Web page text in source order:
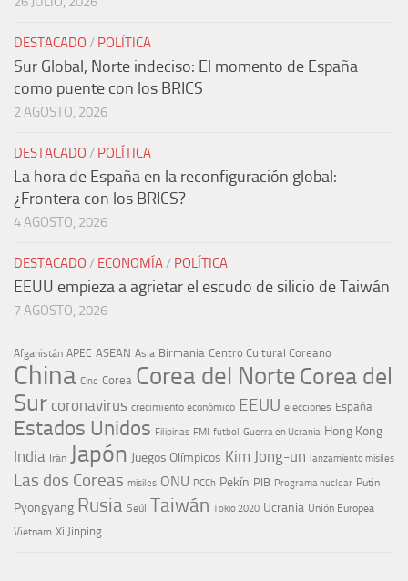
DESTACADO / POLÍTICA
Sur Global, Norte indeciso: El momento de España
como puente con los BRICS
2 AGOSTO, 2026
DESTACADO / POLÍTICA
La hora de España en la reconfiguración global:
¿Frontera con los BRICS?
4 AGOSTO, 2026
DESTACADO / ECONOMÍA/ POLÍTICA
EEUU empieza a agrietar el escudo de silicio de Taiwán
7 AGOSTO, 2026
Afganistán APEC ASEAN Asia Birmania Centro Cultural Coreano
China Cine Corea Corea del NorteCorea del
Sur coronavirus crecimiento económico EEUU elecciones España
Estados Unidos Filipinas FMI futbol Guerra en Ucrania Hong Kong
India Irán Japón Juegos Olímpicos Kim Jong-un lanzamiento misiles
Las dos Coreas misiles ONU PCCh Pekín PIB Programa nuclear Putin
Pyongyang Rusia Seúl Taiwán Tokio 2020 Ucrania Unión Europea
Vietnam Xi Jinping